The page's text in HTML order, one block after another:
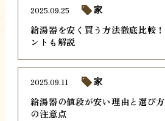
給湯器を安く買う方法徹底比較
ントも解説
2025.09.25 家
給湯器の値段が安い理由と選び
の注意点
2025.09.11 家